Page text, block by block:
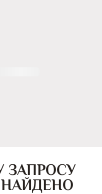
ЗАПРОСУ